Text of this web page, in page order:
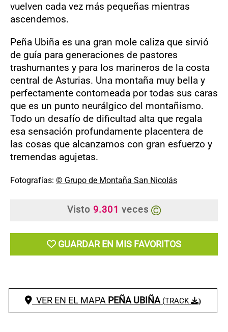
vuelven cada vez más pequeñas mientras
ascendemos.
Peña Ubiña es una gran mole caliza que sirvió
de guía para generaciones de pastores
trashumantes y para los marineros de la costa
central de Asturias. Una montaña muy bella y
perfectamente contorneada por todas sus caras
que es un punto neurálgico del montañismo.
Todo un desafío de dificultad alta que regala
esa sensación profundamente placentera de
las cosas que alcanzamos con gran esfuerzo y
tremendas agujetas.
Fotografías: © Grupo de Montaña San Nicolás
Visto 9.301 veces
GUARDAR EN MIS FAVORITOS
VER EN EL MAPA PEÑA UBIÑA (TRACK )